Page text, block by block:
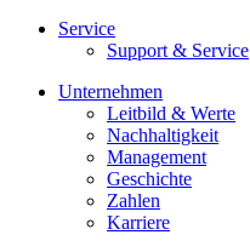
Service
Support & Service
Unternehmen
Leitbild & Werte
Nachhaltigkeit
Management
Geschichte
Zahlen
Karriere